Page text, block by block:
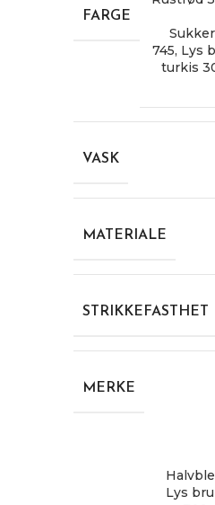
FARGE
745, Lys
turkis
VASK
MATERIALE
STRIKKEFASTHET
MERKE
Lys